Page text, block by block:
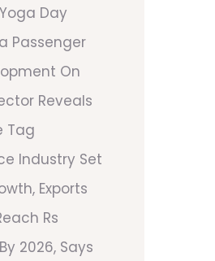
Day
Passenger
On
Reveals
Tag
Industry Set
Exports
Rs
2026, Says